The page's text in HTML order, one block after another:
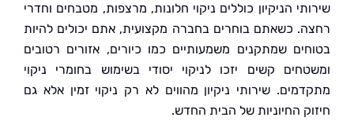
הניקיון כוללים ניקוי חלונות, מרצפות, מטבחים וחדרי
כשאתם בוחרים בחברה מקצועית, אתם יכולים להיות
שמתקנים משמעותיים כמו כיורים, אזורים רטובים
קשים יזכו לניקוי יסודי בשימוש בחומרי ניקוי
שירותי ניקיון מהווים לא רק ניקוי זמין אלא גם
החיוניות של הבית החדש.